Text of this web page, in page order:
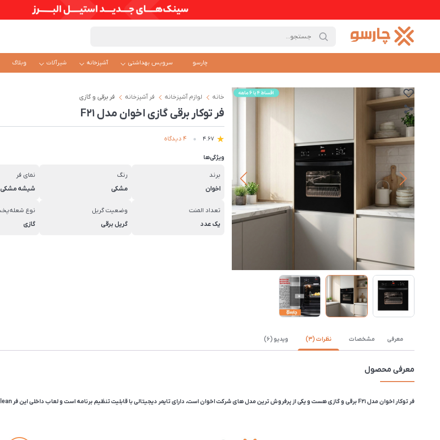
چارسو سرویس بهداشتی آشپزخانه شیرآلات وبلاگ
خانه لوازم آشپزخانه فر آشپزخانه فر برقی و گازی
فر توکار برقی گازی اخوان مدل F21
4.67 4 دیدگاه
ویژگی‌ها
برند
اخوان
رنگ
مشکی
نمای فر
شیشه مشکی
تعداد المنت
یک عدد
وضعیت گریل
گریل برقی
نوع
گازی
معرفی مشخصات نظرات (3) ویدیو (6)
معرفی محصول
فر توکار اخوان مدل F21 برقی و گازی هست و یکی از پرفروش ترین مدل های شرکت اخوان است، دارای تایمر دیجیتالی با قابلیت تنظیم برنامه است و لعاب داخلی این فر Easy Clean هست که نظافت داخل فر را بسیار راحت می‌کند.